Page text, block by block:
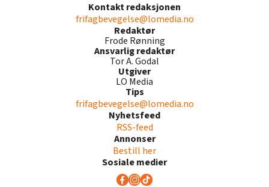
Kontakt redaksjonen
frifagbevegelse@lomedia.no
Redaktør
Frode Rønning
Ansvarlig redaktør
Tor A. Godal
Utgiver
LO Media
Tips
frifagbevegelse@lomedia.no
Nyhetsfeed
RSS-feed
Annonser
Bestill her
Sosiale medier